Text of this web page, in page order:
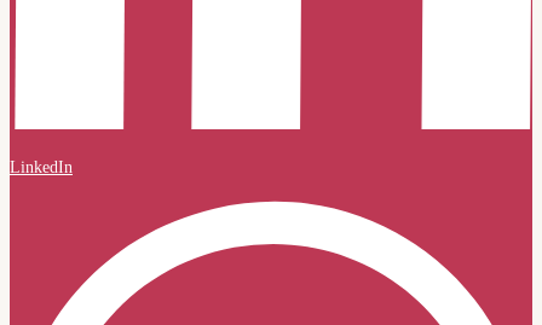
LinkedIn